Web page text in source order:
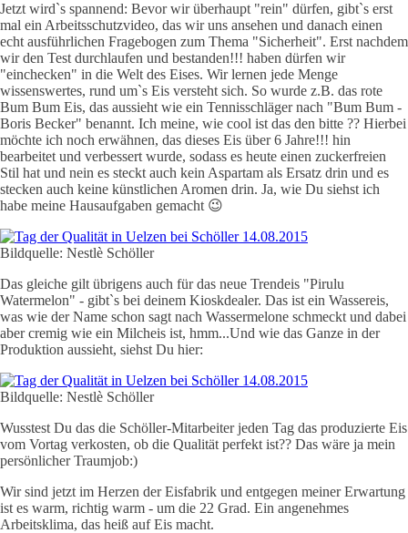
Jetzt wird`s spannend: Bevor wir überhaupt "rein" dürfen, gibt`s erst
mal ein Arbeitsschutzvideo, das wir uns ansehen und danach einen
echt ausführlichen Fragebogen zum Thema "Sicherheit". Erst nachdem
wir den Test durchlaufen und bestanden!!! haben dürfen wir
"einchecken" in die Welt des Eises. Wir lernen jede Menge
wissenswertes, rund um`s Eis versteht sich. So wurde z.B. das rote
Bum Bum Eis, das aussieht wie ein Tennisschläger nach "Bum Bum -
Boris Becker" benannt. Ich meine, wie cool ist das den bitte ?? Hierbei
möchte ich noch erwähnen, das dieses Eis über 6 Jahre!!! hin
bearbeitet und verbessert wurde, sodass es heute einen zuckerfreien
Stil hat und nein es steckt auch kein Aspartam als Ersatz drin und es
stecken auch keine künstlichen Aromen drin. Ja, wie Du siehst ich
habe meine Hausaufgaben gemacht 😉
Bildquelle: Nestlè Schöller
Das gleiche gilt übrigens auch für das neue Trendeis "Pirulu
Watermelon" - gibt`s bei deinem Kioskdealer. Das ist ein Wassereis,
was wie der Name schon sagt nach Wassermelone schmeckt und dabei
aber cremig wie ein Milcheis ist, hmm...Und wie das Ganze in der
Produktion aussieht, siehst Du hier:
Bildquelle: Nestlè Schöller
Wusstest Du das die Schöller-Mitarbeiter jeden Tag das produzierte Eis
vom Vortag verkosten, ob die Qualität perfekt ist?? Das wäre ja mein
persönlicher Traumjob:)
Wir sind jetzt im Herzen der Eisfabrik und entgegen meiner Erwartung
ist es warm, richtig warm - um die 22 Grad. Ein angenehmes
Arbeitsklima, das heiß auf Eis macht.